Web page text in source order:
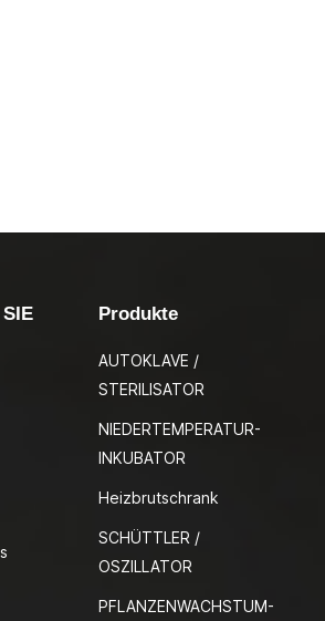
Produkte
AUTOKLAVE /
STERILISATOR
NIEDERTEMPERATUR-
INKUBATOR
Heizbrutschrank
SCHÜTTLER /
OSZILLATOR
PFLANZENWACHSTUM-